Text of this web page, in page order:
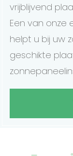
vrijblijvend
Een van onze
helpt u bij uw
geschikte